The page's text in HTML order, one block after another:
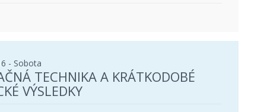
- Sobota
TECHNIKA A KRÁTKODOBÉ
VÝSLEDKY